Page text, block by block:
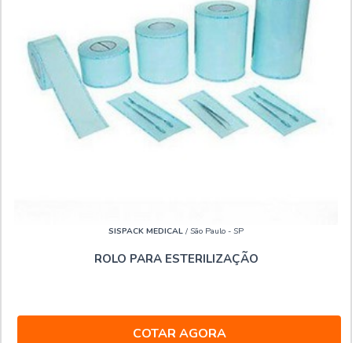
SISPACK MEDICAL / São Paulo - SP
ROLO PARA ESTERILIZAÇÃO
COTAR AGORA